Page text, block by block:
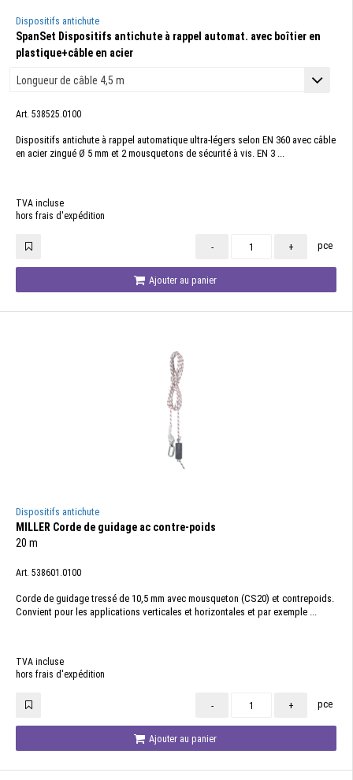
Dispositifs antichute
SpanSet Dispositifs antichute à rappel automat. avec boîtier en
plastique+câble en acier
Art. 538525.0100
Dispositifs antichute à rappel automatique ultra-légers selon EN 360 avec câble
en acier zingué Ø 5 mm et 2 mousquetons de sécurité à vis. EN 3 ...
TVA incluse
hors frais d'expédition
- + pce
Ajouter au panier
Dispositifs antichute
MILLER Corde de guidage ac contre-poids
20 m
Art. 538601.0100
Corde de guidage tressé de 10,5 mm avec mousqueton (CS20) et contrepoids.
Convient pour les applications verticales et horizontales et par exemple ...
TVA incluse
hors frais d'expédition
- + pce
Ajouter au panier